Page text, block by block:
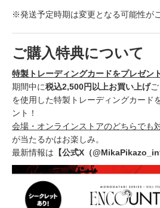
※発送予定時期は変更となる可能性が
ご購入特典について
特製トレーディングカードをプレゼン
期間中に税込2,500円以上お買い上げ
を使用した特製トレーディングカード
ント！
会場・オンラインストアのどちらでも
が当たるかはお楽しみ。
最新情報は 【公式X（